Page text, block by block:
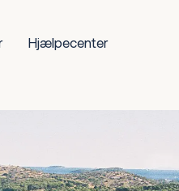
Hjælpecenter